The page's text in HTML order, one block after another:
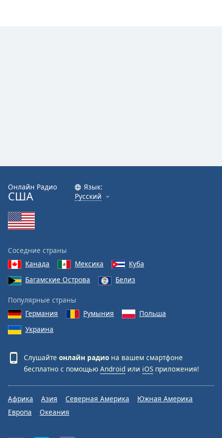
Онлайн Радио
США
Язык:
Русский
Соседние страны
Канада
Мексика
Куба
Багамские Острова
Белиз
Популярные страны
Германия
Румыния
Польша
Украина
Слушайте онлайн радио на вашем смартфоне
бесплатно с помощью Android или iOS приложения!
Африка Азия Северная Америка
Южная Америка
Европа
Океания